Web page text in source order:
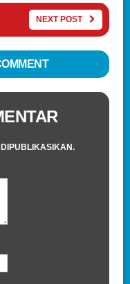
NEXT POST